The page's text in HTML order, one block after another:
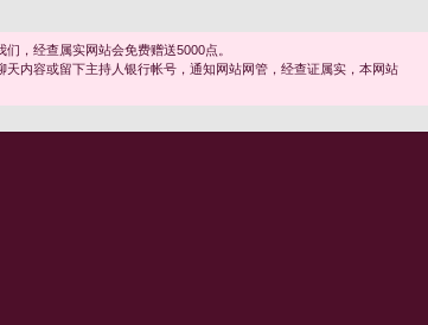
，经查属实网站会免费赠送5000点。
内容或留下主持人银行帐号，通知网站网管，经查证属实，本网站